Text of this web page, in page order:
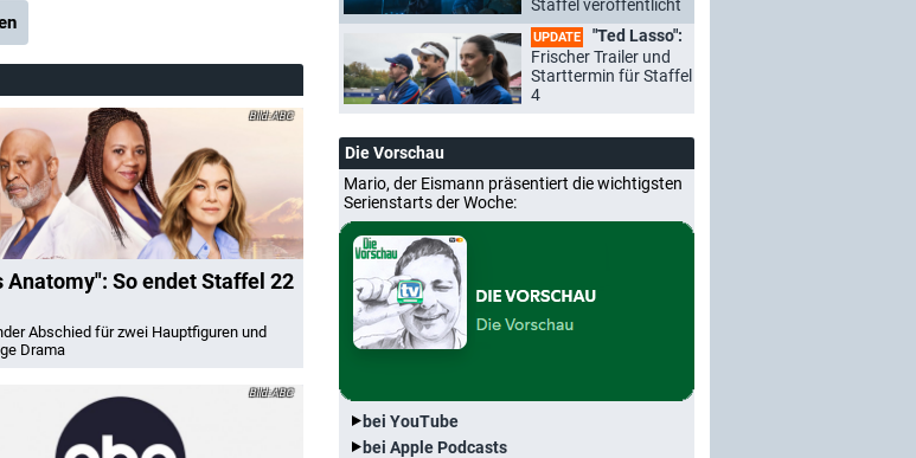
ABC
Anatomy": So endet Staffel 22
Abschied für zwei Hauptfiguren und
Drama
ABC
Staffel veröffentlicht
UPDATE
"Ted Lasso":
Frischer Trailer und
Starttermin für Staffel
4
Die Vorschau
Mario, der Eismann präsentiert die wichtigsten
Serienstarts der Woche:
bei YouTube
bei Apple Podcasts